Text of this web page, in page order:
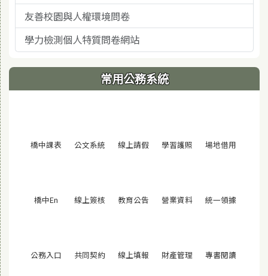
友善校園與人權環境問卷
學力檢測個人特質問卷網站
常用公務系統
橋中課表 (另開視窗)
公文系統 (另開視窗)
線上請假 (另開視窗)
學習護照 (另開視窗)
場地借用
橋中En (另開視窗)
線上簽核 (另開視窗)
教育公告 (另開視窗)
營業資料(另開視窗)
統一領據
公務入口 (另開視窗)
共同契約(另開視窗)
線上填報 (另開視窗)
財產管理 (另開視窗)
專書閱讀